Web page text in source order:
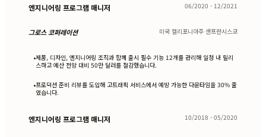
엔지니어링 프로그램 매니저 06/2020 - 12/2021
그로스 코퍼레이션 미국 캘리포니아주 샌프란시스코
•제품, 디자인, 엔지니어링 조직과 함께 출시 필수 기능 12개를 관리해 일정 내 릴리
스하고 예산 전망 대비 50만 달러를 절감했습니다.
•프로덕션 준비 리뷰를 도입해 고트래픽 서비스에서 예방 가능한 다운타임을 30% 줄
였습니다.
엔지니어링 프로그램 매니저 10/2018 - 05/2020